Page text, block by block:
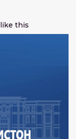
like this